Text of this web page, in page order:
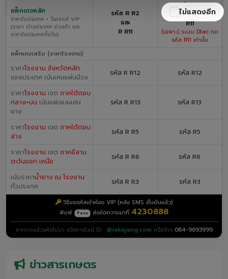
แพ็กเกจหลัก
ราคาในประเทศ + วิเคราะห์ VIP
(ราคา ต่างประเทศ ช่วงเช้า และ
ราคาในประเทศทั้งวัน)
รหัส R R2
และ
R R11
รหัส R2
และ
R11
(เฉพาะ) ระบบ Dtac กด
รหัส R11 เท่านั้น
แพ็กเกจเสริม (ราคาโรงงาน)
ราคาโรงงาน จังหวัดหลัก
ของประเทศ เน้นเศษแผ่นมีวง
รหัส R R12 รหัส R12
ราคาโรงงาน เขต ภาคใต้ตอน
กลาง+บน เน้นแผ่นและเศษ
ยาง
รหัส R R13 รหัส R13
ราคาโรงงาน เขต ภาคใต้ตอน
ล่าง
รหัส R R5 รหัส R5
ราคาโรงงาน เขต ภาคอีสาน
ตะวันออก เหนือ
รหัส R R6 รหัส R6
เน้นราคาน้ำยาง ณ โรงงาน
ทั่วประเทศ
รหัส R R3 รหัส R3
วิธีขอรหัสเข้าห้อง VIP (หลัง SMS ยืนยันแล้ว)
พิมพ์
Pass ส่งข้อความมาที่ 4230888
หากกดแล้วรหัสไม่มา แจ้งทางไลน์ ID : @rakayang.com หรือโทร 084-9693999
ข่าวสารเกษตร
ไม่แสดงอีก